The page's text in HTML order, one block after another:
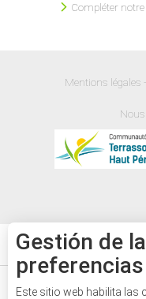
Compléter
Mentions légales
L'AGENDA DES
Gestión de
Este sitio web habilita